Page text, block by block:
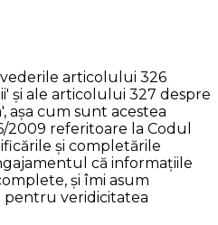
articolului 326
și ale articolului 327 despre
așa cum sunt acestea
referitoare la Codul
și completările
că informațiile
și îmi asum
pentru veridicitatea